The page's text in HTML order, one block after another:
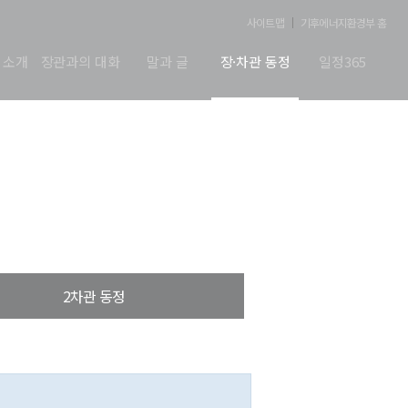
사이트맵 기후에너지환경부 홈
개 장관과의 대화 말과 글 장·차관 동정 일정365
2차관 동정